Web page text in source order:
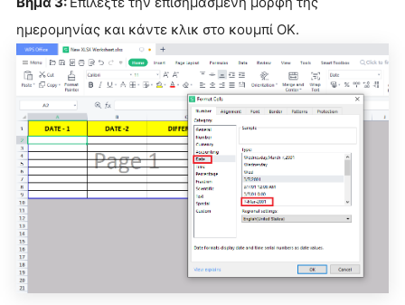
ημερομηνίας και κάντε κλικ στο κουμπί OK.